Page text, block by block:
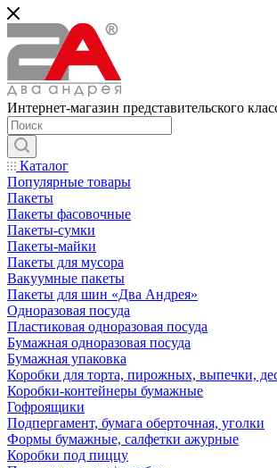
Интернет-магазин представительского
Каталог
Популярные товары
Пакеты
Пакеты фасовочные
Пакеты-сумки
Пакеты-майки
Пакеты для мусора
Вакуумные пакеты
Пакеты для шин «Два Андрея»
Одноразовая посуда
Пластиковая одноразовая посуда
Бумажная одноразовая посуда
Бумажная упаковка
Коробки для торта, пирожных, выпечки,
Коробки-контейнеры бумажные
Гофроящики
Подпергамент, бумага оберточная, уголки
Формы бумажные, салфетки ажурные
Коробки под пиццу